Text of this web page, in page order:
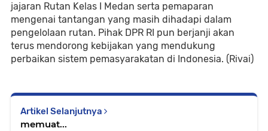
jajaran Rutan Kelas I Medan serta pemaparan
mengenai tantangan yang masih dihadapi dalam
pengelolaan rutan. Pihak DPR RI pun berjanji akan
terus mendorong kebijakan yang mendukung
perbaikan sistem pemasyarakatan di Indonesia. (Rivai)
Artikel Selanjutnya
memuat...